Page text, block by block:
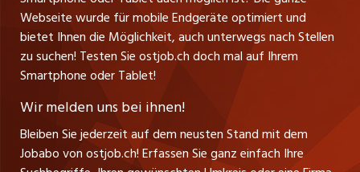
Jobline
schaffu.ch (VS)
ajourjob.ch
CH Media
Verkauf und Beratung
Webseite wurde für mobile Endgeräte optimiert und
bietet Ihnen die Möglichkeit, auch unterwegs nach Stellen
zu suchen! Testen Sie ostjob.ch doch mal auf Ihrem
Smartphone oder Tablet!
Wir melden uns bei ihnen!
Bleiben Sie jederzeit auf dem neusten Stand mit dem
Jobabo von ostjob.ch! Erfassen Sie ganz einfach Ihre